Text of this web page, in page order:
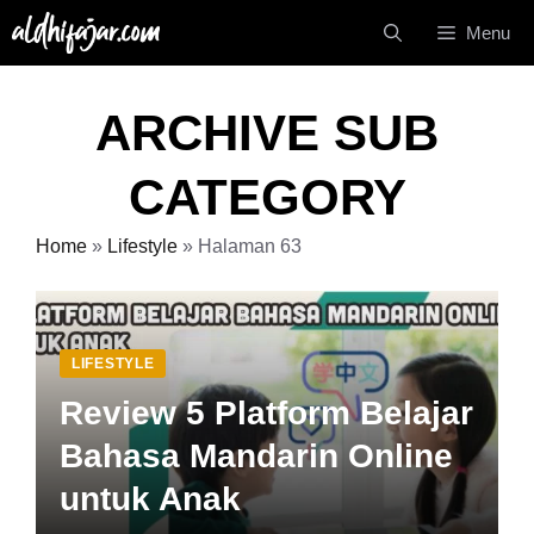
Langsung
ke
Menu
ARCHIVE SUB
CATEGORY
Home » Lifestyle » Halaman 63
LIFESTYLE
Review 5 Platform Belajar
Bahasa Mandarin Online
untuk Anak